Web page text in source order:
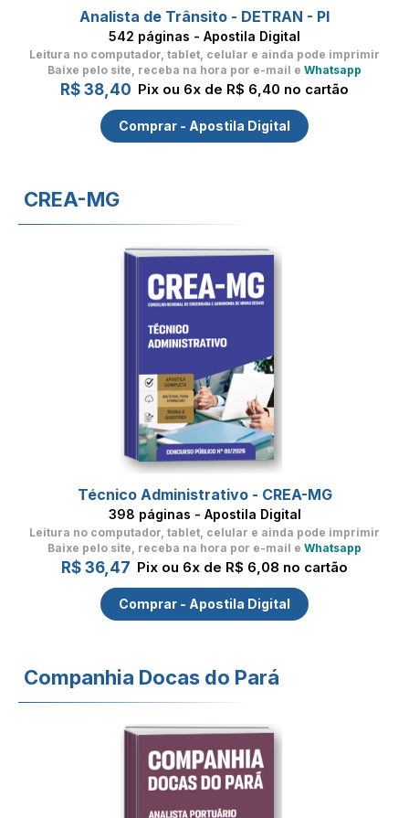
Analista de Trânsito - DETRAN - PI
542 páginas - Apostila Digital
Leitura no computador, tablet, celular e ainda pode imprimir
Baixe pelo site, receba na hora por e-mail e Whatsapp
R$ 38,40 Pix ou 6x de R$ 6,40 no cartão
Comprar - Apostila Digital
CREA-MG
Técnico Administrativo - CREA-MG
398 páginas - Apostila Digital
Leitura no computador, tablet, celular e ainda pode imprimir
Baixe pelo site, receba na hora por e-mail e Whatsapp
R$ 36,47 Pix ou 6x de R$ 6,08 no cartão
Comprar - Apostila Digital
Companhia Docas do Pará